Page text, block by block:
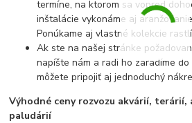
termíne, na ktorom sa vopred
inštalácie vykonáme aj
Ponúkame aj vlastné kolekcie
Ak ste na našej stránke
napíšte nám a radi ho zaradíme
môžete pripojiť aj jednoduchý
Výhodné ceny rozvozu akvárií,
paludárií